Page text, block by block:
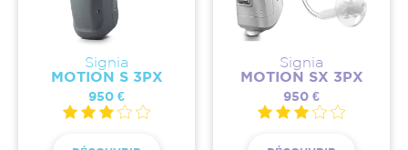
Signia
MOTION S 3PX
950 €
Signia
MOTION SX 3PX
950 €